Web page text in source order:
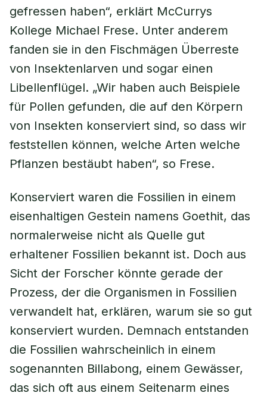
gefressen haben“, erklärt McCurrys
Kollege Michael Frese. Unter anderem
fanden sie in den Fischmägen Überreste
von Insektenlarven und sogar einen
Libellenflügel. „Wir haben auch Beispiele
für Pollen gefunden, die auf den Körpern
von Insekten konserviert sind, so dass wir
feststellen können, welche Arten welche
Pflanzen bestäubt haben“, so Frese.
Konserviert waren die Fossilien in einem
eisenhaltigen Gestein namens Goethit, das
normalerweise nicht als Quelle gut
erhaltener Fossilien bekannt ist. Doch aus
Sicht der Forscher könnte gerade der
Prozess, der die Organismen in Fossilien
verwandelt hat, erklären, warum sie so gut
konserviert wurden. Demnach entstanden
die Fossilien wahrscheinlich in einem
sogenannten Billabong, einem Gewässer,
das sich oft aus einem Seitenarm eines